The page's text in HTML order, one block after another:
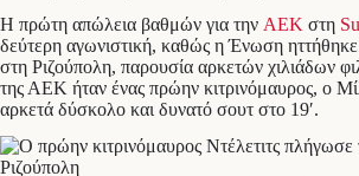
Η πρώτη απώλεια βαθμών για την ΑΕΚ στη
δεύτερη αγωνιστική, καθώς η Ένωση
στη Ριζούπολη, παρουσία αρκετών χιλιάδων
της ΑΕΚ ήταν ένας πρώην κιτρινόμαυρος, ο
αρκετά δύσκολο και δυνατό σουτ στο 19′.